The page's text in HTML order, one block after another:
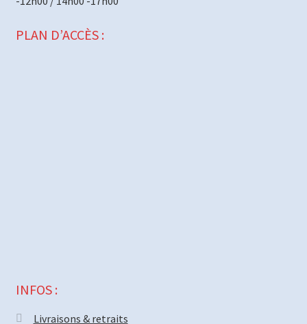
PLAN D’ACCÈS :
INFOS :
Livraisons & retraits